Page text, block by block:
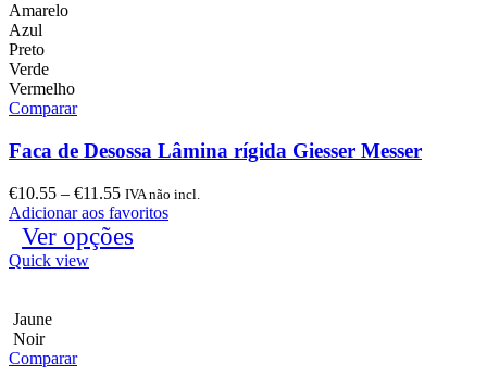
Amarelo
Azul
Preto
Verde
Vermelho
Comparar
Faca de Desossa Lâmina rígida Giesser Messer
€10.55 – €11.55 IVA não incl.
Adicionar aos favoritos
Ver opções
Quick view
Jaune
Noir
Comparar